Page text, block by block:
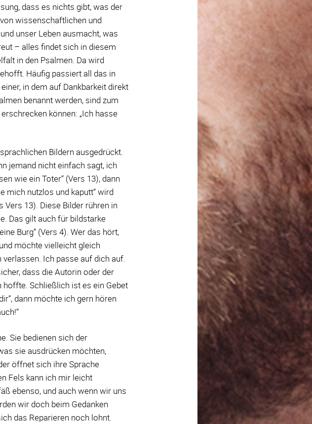
dass es nichts gibt, was der
wissenschaftlichen und
unser Leben ausmacht, was
– alles findet sich in diesem
in den Psalmen. Da wird
Häufig passiert all das in
in dem auf Dankbarkeit direkt
benannt werden, sind zum
können: „Ich hasse
Bildern ausgedrückt.
jemand nicht einfach sagt, ich
wie ein Toter“ (Vers 13), dann
mich nutzlos und kaputt“ wird
Vers 13). Diese Bilder rühren in
Das gilt auch für bildstarke
Burg“ (Vers 4). Wer das hört,
möchte vielleicht gleich
verlassen. Ich passe auf dich auf.
dass die Autorin oder der
Schließlich ist es ein Gebet
dann möchte ich gern hören
Sie bedienen sich der
sie ausdrücken möchten,
öffnet sich ihre Sprache
Fels kann ich mir leicht
ebenso, und auch wenn wir uns
wir doch beim Gedanken
das Reparieren noch lohnt.